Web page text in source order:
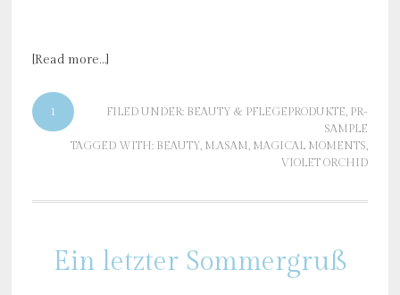
[Read more…]
1 FILED UNDER: BEAUTY & PFLEGEPRODUKTE, PR-
SAMPLE
TAGGED WITH: BEAUTY, M.ASAM, MAGICAL MOMENTS,
VIOLET ORCHID
Ein letzter Sommergruß